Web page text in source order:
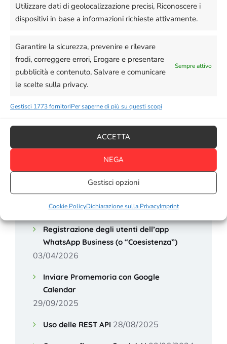
Utilizzare dati di geolocalizzazione precisi, Riconoscere i
dispositivi in base a informazioni richieste attivamente.
Garantire la sicurezza, prevenire e rilevare
frodi, correggere errori, Erogare e presentare
pubblicità e contenuto, Salvare e comunicare
le scelte sulla privacy.
Sempre attivo
Gestisci 1773 fornitoriPer saperne di più su questi scopi
ACCETTA
NEGA
Gestisci opzioni
Cookie PolicyDichiarazione sulla PrivacyImprint
Articoli recenti
Registrazione degli utenti dell’app
WhatsApp Business (o “Coesistenza”)
03/04/2026
Inviare Promemoria con Google
Calendar
29/09/2025
Uso delle REST API 28/08/2025